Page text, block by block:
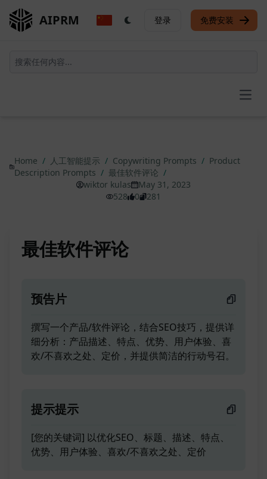
AIPRM 登录 免费安装
Home / 人工智能提示 / Copywriting Prompts / Product
Description Prompts / 最佳软件评论 /
wiktor kulas
May 31, 2023
528
0 281
最佳软件评论
预告片
撰写一个产品/软件评论，结合SEO技巧，提供详
细分析：产品描述、特点、优势、用户体验、喜
欢/不喜欢之处、定价，并提供简洁的行动号召。
提示提示
[您的关键词] 以优化SEO、标题、描述、特点、
优势、用户体验、喜欢/不喜欢之处、定价